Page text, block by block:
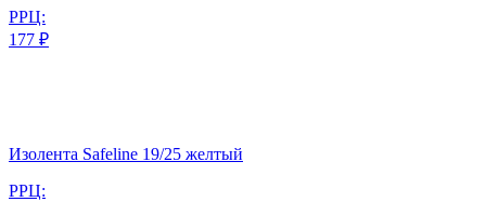
РРЦ:
177 ₽
Изолента Safeline 19/25 желтый
РРЦ: